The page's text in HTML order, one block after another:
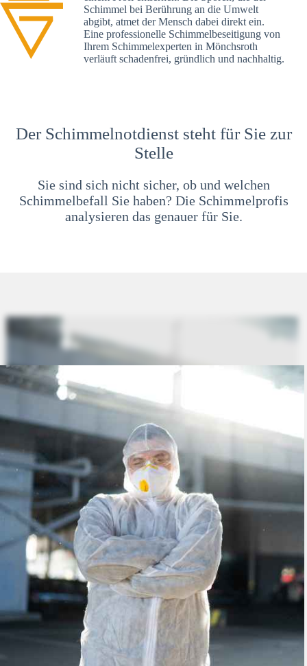
Schimmel bei Berührung an die Umwelt
abgibt, atmet der Mensch dabei direkt ein.
Eine professionelle Schimmelbeseitigung von
Ihrem Schimmelexperten in Mönchsroth
verläuft schadenfrei, gründlich und nachhaltig.
Der Schimmelnotdienst steht für Sie zur
Stelle
Sie sind sich nicht sicher, ob und welchen
Schimmelbefall Sie haben? Die Schimmelprofis
analysieren das genauer für Sie.